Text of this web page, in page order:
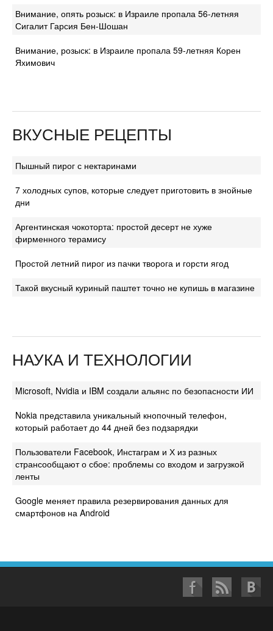
Внимание, опять розыск: в Израиле пропала 56-летняя
Сигалит Гарсия Бен-Шошан
Внимание, розыск: в Израиле пропала 59-летняя Корен
Яхимович
ВКУСНЫЕ РЕЦЕПТЫ
Пышный пирог с нектаринами
7 холодных супов, которые следует приготовить в знойные
дни
Аргентинская чокоторта: простой десерт не хуже
фирменного терамису
Простой летний пирог из пачки творога и горсти ягод
Такой вкусный куриный паштет точно не купишь в магазине
НАУКА И ТЕХНОЛОГИИ
Microsoft, Nvidia и IBM создали альянс по безопасности ИИ
Nokia представила уникальный кнопочный телефон,
который работает до 44 дней без подзарядки
Пользователи Facebook, Инстаграм и Х из разных
странсообщают о сбое: проблемы со входом и загрузкой
ленты
Google меняет правила резервирования данных для
смартфонов на Android